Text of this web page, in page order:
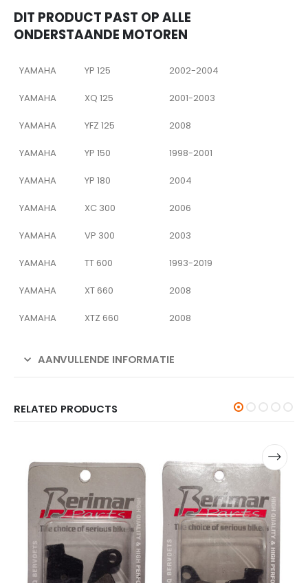
DIT PRODUCT PAST OP ALLE
ONDERSTAANDE MOTOREN
YAMAHA YP 125 2002-2004
YAMAHA XQ 125 2001-2003
YAMAHA YFZ 125 2008
YAMAHA YP 150 1998-2001
YAMAHA YP 180 2004
YAMAHA XC 300 2006
YAMAHA VP 300 2003
YAMAHA TT 600 1993-2019
YAMAHA XT 660 2008
YAMAHA XTZ 660 2008
AANVULLENDE INFORMATIE
RELATED PRODUCTS